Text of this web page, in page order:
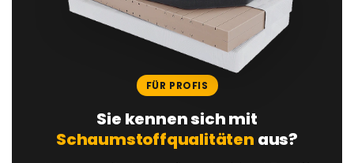
FÜR PROFIS
Sie kennen sich mit
Schaumstoff­qualitäten aus?